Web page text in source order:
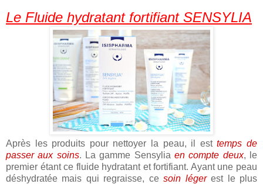
Le Fluide hydratant fortifiant SENSYLIA
Après les produits pour nettoyer la peau, il esttemps de
passer aux soins. La gamme Sensyliaen compte deux, le
premier étant ce fluide hydratant et fortifiant. Ayant une peau
déshydratée mais qui regraisse, cesoin légerest le plus